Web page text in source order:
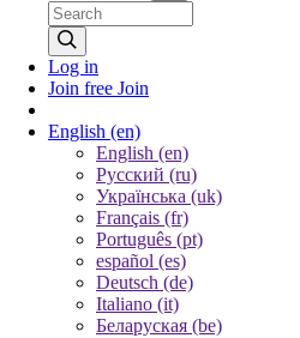
Log in
Join free Join
English (en)
English (en)
Русский (ru)
Українська (uk)
Français (fr)
Português (pt)
español (es)
Deutsch (de)
Italiano (it)
Беларуская (be)